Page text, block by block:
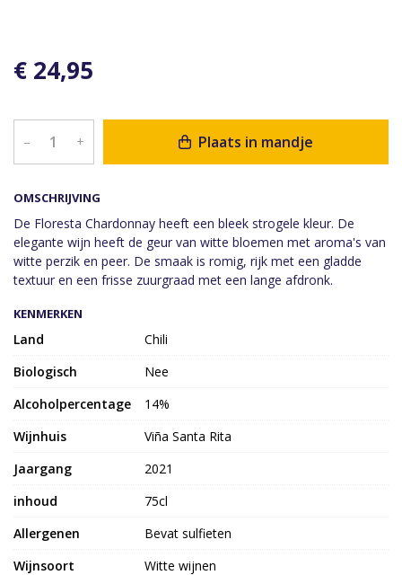
OMSCHRIJVING
De Floresta Chardonnay heeft een bleek strogele kleur. De
elegante wijn heeft de geur van witte bloemen met aroma's van
witte perzik en peer. De smaak is romig, rijk met een gladde
textuur en een frisse zuurgraad met een lange afdronk.
€ 24,95
– + Plaats in mandje
KENMERKEN
Land
Chili
Biologisch
Nee
Alcoholpercentage
14%
Wijnhuis
Viña Santa Rita
Jaargang
2021
inhoud
75cl
Allergenen
Bevat sulfieten
Wijnsoort
Witte wijnen